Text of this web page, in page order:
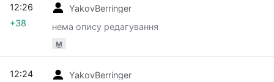
YakovBerringer
нема опису редагування
м
12:26
+38
YakovBerringer
12:24